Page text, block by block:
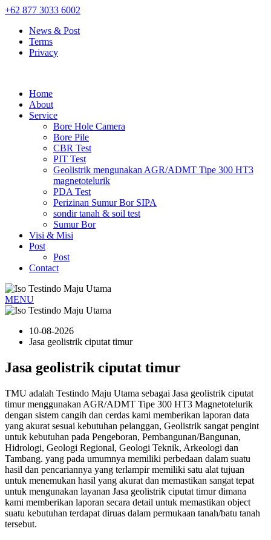
+62 877 3033 6002
News & Post
Terms
Privacy
Home
About
Service
Bore Hole Camera
Bore Pile
CBR Test
PIT Test
Geolistrik mengunakan AGR/ADMT Tipe 300 HT3
magnetotelurik
PDA Test
Perizinan Sumur Bor SIPA
sondir tanah & soil test
Sumur Bor
Visi & Misi
Post
Post
Contact
MENU
10-08-2026
Jasa geolistrik ciputat timur
Jasa geolistrik ciputat timur
TMU adalah Testindo Maju Utama sebagai Jasa geolistrik ciputat
timur menggunakan AGR/ADMT Tipe 300 HT3 Magnetotelurik
dengan sistem cangih dan cerdas kami memberikan laporan data
yang akurat sesuai kebutuhan pelanggan, Geolistrik sangat pengint
untuk kebutuhan pada Pengeboran, Pembangunan/Bangunan,
Hidrologi, Geologi Regional, Geologi Teknik, Arkeologi dan
Tambang. yang pada umumnya memiliki perbedaan dalam suatu
hasil dan pencariannya yang terlampir memiliki satu alat tujuan
untuk menemukan hasil yang akurat dan memastikan sangat tepat
untuk mengunakan layanan Jasa geolistrik ciputat timur dimana
kami memberikan laporan secara detail untuk memastikan object
suatu kebutuhan terdapat diruas dalam permukaan tanah/batu tanah
tersebut.